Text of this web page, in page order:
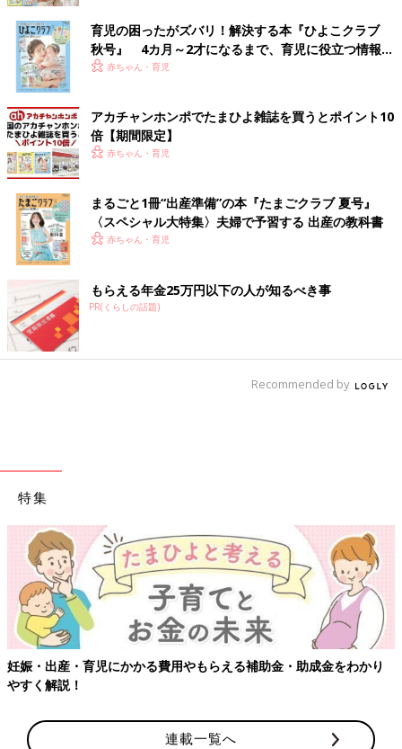
育児の困ったがズバリ！解決する本『ひよこクラブ
秋号』 4カ月～2才になるまで、育児に役立つ情報が
いっぱい！
赤ちゃん・育児
アカチャンホンポでたまひよ雑誌を買うとポイント10
倍【期間限定】
赤ちゃん・育児
まるごと1冊“出産準備”の本『たまごクラブ 夏号』
〈スペシャル大特集〉夫婦で予習する 出産の教科書
赤ちゃん・育児
もらえる年金25万円以下の人が知るべき事
PR(くらしの話題)
Recommended by
特集
【ワクチン接種できるものも】妊婦の感染症対策、知っておいて！
連載一覧へ